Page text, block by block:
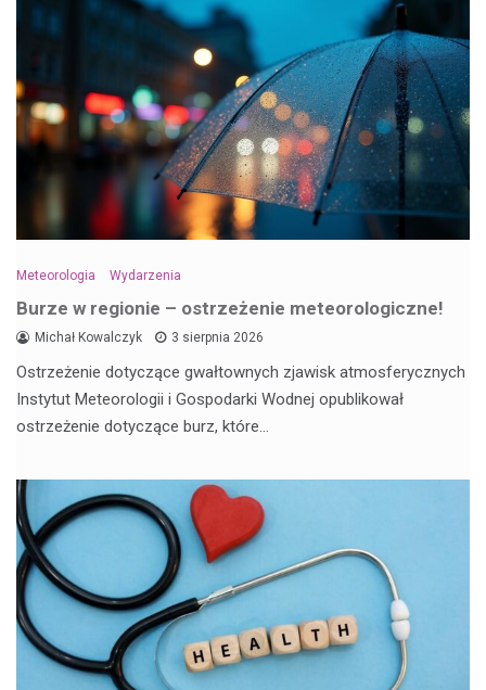
Meteorologia Wydarzenia
Burze w regionie – ostrzeżenie meteorologiczne!
Michał Kowalczyk 3 sierpnia 2026
Ostrzeżenie dotyczące gwałtownych zjawisk atmosferycznych
Instytut Meteorologii i Gospodarki Wodnej opublikował
ostrzeżenie dotyczące burz, które…